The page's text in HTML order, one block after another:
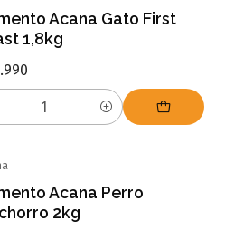
Acana Gato First
1,8kg
Acana Perro
2kg